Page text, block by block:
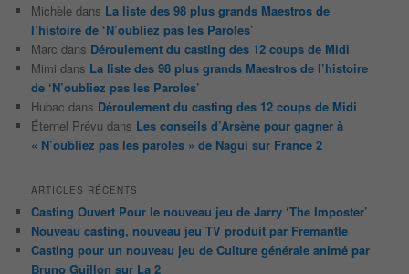
Michèle dans La liste des 98 plus grands Maestros de
l’histoire de ‘N’oubliez pas les Paroles’
Marc dans Déroulement du casting des 12 coups de Midi
Mimi dans La liste des 98 plus grands Maestros de l’histoire
de ‘N’oubliez pas les Paroles’
Hubac dans Déroulement du casting des 12 coups de Midi
Éternel Prévu dans Les conseils d’Arsène pour gagner à
« N’oubliez pas les paroles » de Nagui sur France 2
ARTICLES RÉCENTS
Casting Ouvert Pour le nouveau jeu de Jarry ‘The Imposter’
Nouveau casting, nouveau jeu TV produit par Fremantle
Casting pour un nouveau jeu de Culture générale animé par
Bruno Guillon sur La 2